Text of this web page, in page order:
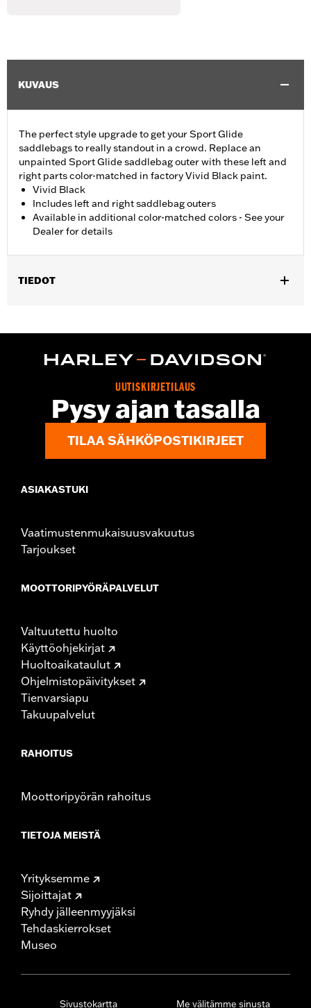
KUVAUS
The perfect style upgrade to get your Sport Glide
saddlebags to really standout in a crowd. Replace an
unpainted Sport Glide saddlebag outer with these left and
right parts color-matched in factory Vivid Black paint.
Vivid Black
Includes left and right saddlebag outers
Available in additional color-matched colors - See your
Dealer for details
TIEDOT
In the Box: Left and right saddlebag outers, reflectors,
UUTISKIRJETILAUS
Pysy ajan tasalla
TILAA SÄHKÖPOSTIKIRJEET
ASIAKASTUKI
Vaatimustenmukaisuusvakuutus
Tarjoukset
MOOTTORIPYÖRÄPALVELUT
Valtuutettu huolto
Käyttöohjekirjat
Huoltoaikataulut
Ohjelmistopäivitykset
Tienvarsiapu
Takuupalvelut
RAHOITUS
Moottoripyörän rahoitus
TIETOJA MEISTÄ
Yrityksemme
Sijoittajat
Ryhdy jälleenmyyjäksi
Tehdaskierrokset
Museo
Sivustokartta Me välitämme sinusta